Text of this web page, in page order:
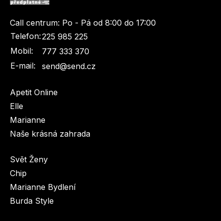
Call centrum: Po - Pá od 8:00 do 17:00
Telefon:225 985 225
Mobil:
777 333 370
E-mail:
send@send.cz
Apetit Online
Elle
Marianne
Naše krásná zahrada
Svět Ženy
Chip
Marianne Bydlení
Burda Style